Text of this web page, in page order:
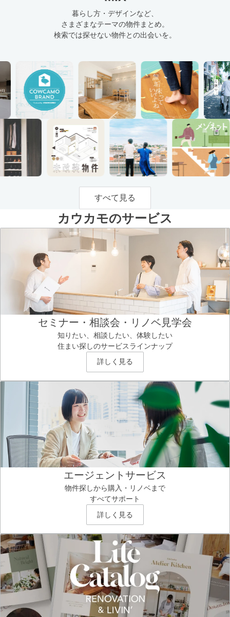
暮らし方・デザインなど、
さまざまなテーマの物件まとめ。
検索では探せない物件との出会いを。
すべて見る
カウカモのサービス
セミナー・相談会・リノベ見学会
知りたい、相談したい、体験したい
住まい探しのサービスラインナップ
詳しく見る
エージェントサービス
物件探しから購入・リノベまで
すべてサポート
詳しく見る